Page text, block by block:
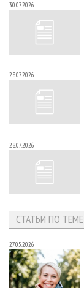
30.07.2026
28.07.2026
28.07.2026
СТАТЬИ ПО ТЕМЕ
27.05.2026